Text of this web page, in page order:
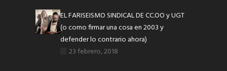
EL FARISEISMO SINDICAL DE CC.OO y UGT
(o como firmar una cosa en 2003 y
defender lo contrario ahora)
23 febrero, 2018